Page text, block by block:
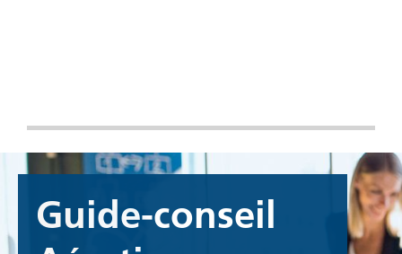
Guide-conseil